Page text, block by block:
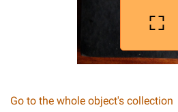
Go to the whole object's collection